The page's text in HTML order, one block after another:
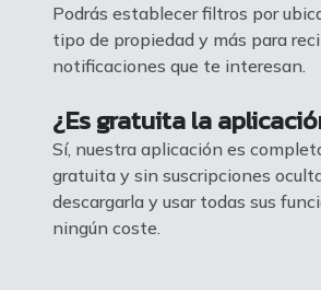
Podrás establecer filtros por
tipo de propiedad y más para
notificaciones que te interesan.
¿Es gratuita la
Sí, nuestra aplicación es
gratuita y sin suscripciones
descargarla y usar todas sus
ningún coste.